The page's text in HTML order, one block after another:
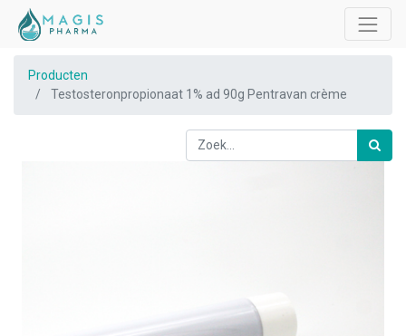
Producten
Testosteronpropionaat 1% ad 90g Pentravan crème